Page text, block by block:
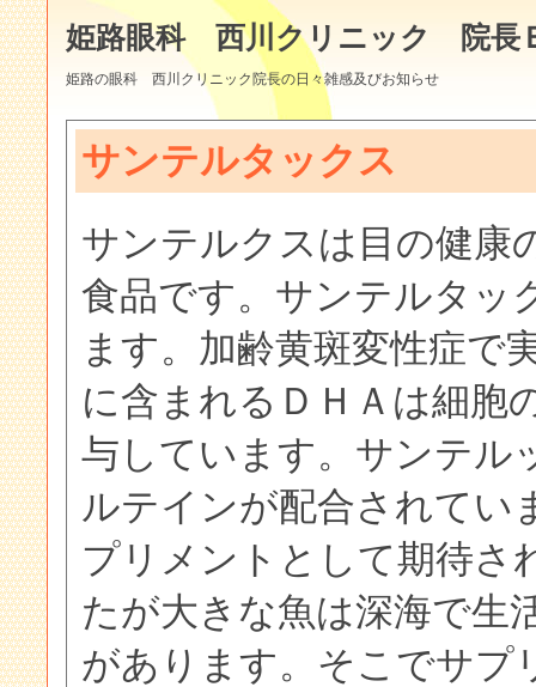
姫路眼科 西川クリニック 院長
姫路の眼科 西川クリニック院長の日々雑感及びお知らせ
サンテルタックス
サンテルクスは目の健康
食品です。サンテルタッ
ます。加齢黄斑変性症で
に含まれるＤＨＡは細胞
与しています。サンテル
ルテインが配合されてい
プリメントとして期待さ
たが大きな魚は深海で生
があります。そこでサプ